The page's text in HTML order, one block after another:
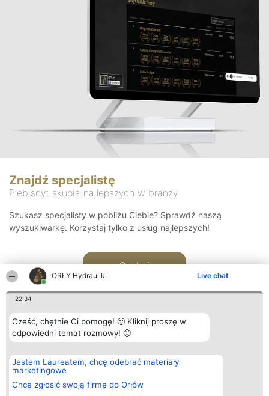
ORŁY Hydrauliki Live chat
22:34
Cześć, chętnie Ci pomogę! 🙂 Kliknij proszę w
odpowiedni temat rozmowy! 🙂
Jestem Laureatem, chcę odebrać materiały
marketingowe
Chcę zgłosić swoją firmę do Orłów
Znajdź specjalistę
Plebiscyt skupia najlepszych w branży
Szukasz specjalisty w pobliżu Ciebie? Sprawdź naszą
wyszukiwarkę. Korzystaj tylko z usług najlepszych!
Szukaj
Organizator plebiscytu
Bright Side Solutions sp. z o.
o. sp. k.
ul. Ruska 22
Wrocław 50-079
Plebiscyt
Laureaci
wszystkich
Laureatów
Kontakt
Kontakt